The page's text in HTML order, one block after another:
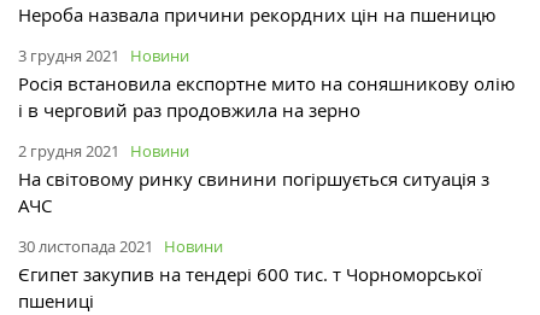
Нероба назвала причини рекордних цін на пшеницю
3 грудня 2021 Новини
Росія встановила експортне мито на соняшникову олію
і в черговий раз продовжила на зерно
2 грудня 2021 Новини
На світовому ринку свинини погіршується ситуація з
АЧС
30 листопада 2021 Новини
Єгипет закупив на тендері 600 тис. т Чорноморської
пшениці